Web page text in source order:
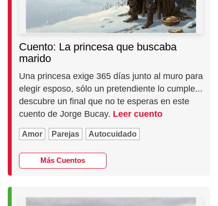
Cuento: La princesa que buscaba
marido
Una princesa exige 365 días junto al muro para
elegir esposo, sólo un pretendiente lo cumple...
descubre un final que no te esperas en este
cuento de Jorge Bucay. Leer cuento
Amor Parejas Autocuidado
Más Cuentos